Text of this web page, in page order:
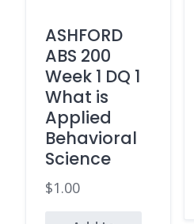
ASHFORD
ABS 200
Week 1 DQ 1
What is
Applied
Behavioral
Science
$1.00